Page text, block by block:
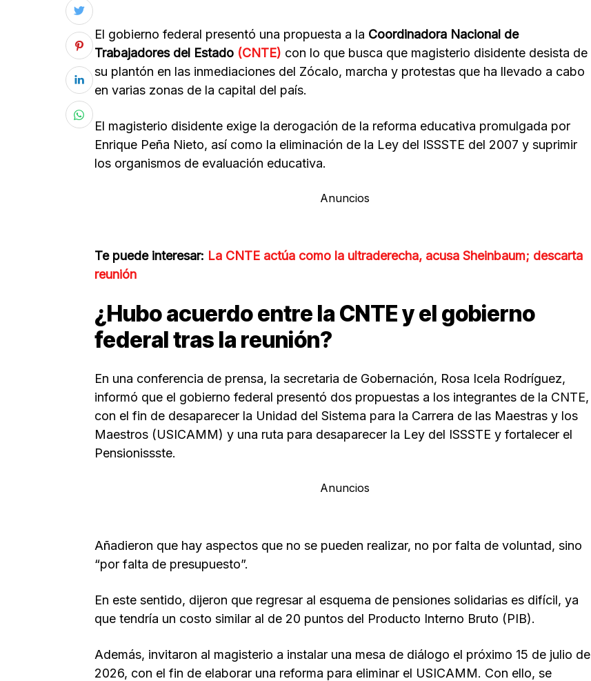
El gobierno federal presentó una propuesta a la Coordinadora Nacional de
Trabajadores del Estado (CNTE) con lo que busca que magisterio disidente desista de
su plantón en las inmediaciones del Zócalo, marcha y protestas que ha llevado a cabo
en varias zonas de la capital del país.
El magisterio disidente exige la derogación de la reforma educativa promulgada por
Enrique Peña Nieto, así como la eliminación de la Ley del ISSSTE del 2007 y suprimir
los organismos de evaluación educativa.
Anuncios
Te puede interesar: La CNTE actúa como la ultraderecha, acusa Sheinbaum; descarta
reunión
¿Hubo acuerdo entre la CNTE y el gobierno
federal tras la reunión?
En una conferencia de prensa, la secretaria de Gobernación, Rosa Icela Rodríguez,
informó que el gobierno federal presentó dos propuestas a los integrantes de la CNTE,
con el fin de desaparecer la Unidad del Sistema para la Carrera de las Maestras y los
Maestros (USICAMM) y una ruta para desaparecer la Ley del ISSSTE y fortalecer el
Pensionissste.
Anuncios
Añadieron que hay aspectos que no se pueden realizar, no por falta de voluntad, sino
“por falta de presupuesto”.
En este sentido, dijeron que regresar al esquema de pensiones solidarias es difícil, ya
que tendría un costo similar al de 20 puntos del Producto Interno Bruto (PIB).
Además, invitaron al magisterio a instalar una mesa de diálogo el próximo 15 de julio de
2026, con el fin de elaborar una reforma para eliminar el USICAMM. Con ello, se